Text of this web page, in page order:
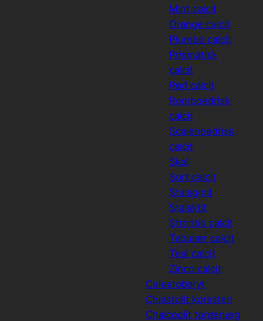
Mint calcit
Orange calcit
Plumbo calcit
Prismatisk
calcit
Rød calcit
Romboedrisk
calcit
Scalenoedrisk
calcit
Skal
Sort calcit
Stalagmit
Stalaktit
Strontio calcit
Tabulær calcit
Teal calcit
Zinco calcit
Celestobaryt
Chiastolit korssten
Chalcoolit tordenæg